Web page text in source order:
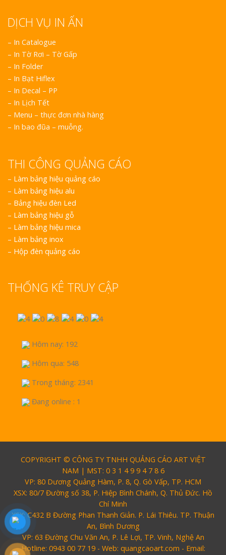
DỊCH VỤ IN ẤN
– In Catalogue
– In Tờ Rơi – Tờ Gấp
– In Folder
– In Bạt Hiflex
– In Decal – PP
– In Lịch Tết
– Menu – thực đơn nhà hàng
– In bao đũa – muỗng.
THI CÔNG QUẢNG CÁO
– Làm bảng hiệu quảng cáo
– Làm bảng hiệu alu
– Bảng hiệu đèn Led
– Làm bảng hiệu gỗ
– Làm bảng hiệu mica
– Làm bảng inox
– Hộp đèn quảng cáo
THỐNG KÊ TRUY CẬP
Hôm nay: 192
Hôm qua: 548
Trong tháng: 2341
Đang online : 1
COPYRIGHT © CÔNG TY TNHH QUẢNG CÁO ART VIỆT
NAM | MST: 0 3 1 4 9 9 4 7 8 6
VP: 80 Dương Quảng Hàm, P. 8, Q. Gò Vấp, TP. HCM
XSX: 80/7 Đường số 38, P. Hiệp Bình Chánh, Q. Thủ Đức. Hồ
Chí Minh
XSX: C432 B Đường Phan Thanh Giản. P. Lái Thiêu. TP. Thuận
An, Bình Dương
VP: 63 Đường Chu Văn An, P. Lê Lợi, TP. Vinh, Nghệ An
Hotline: 0943 00 77 19 - Web: quangcaoart.com - Email: